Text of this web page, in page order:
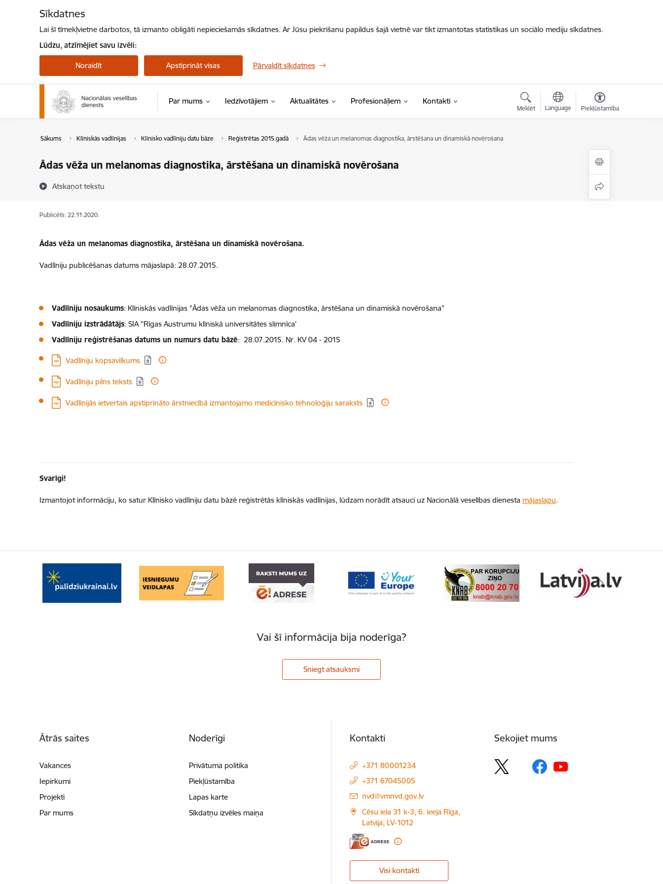
Sīkdatnes
Lai šī tīmekļvietne darbotos, tā izmanto obligāti nepieciešamās sīkdatnes. Ar Jūsu piekrišanu papildus šajā vietnē var tikt izmantotas statistikas un sociālo mediju sīkdatnes.
Lūdzu, atzīmējiet savu izvēli:
Noraidīt Apstiprināt visas Pārvaldīt sīkdatnes
Par mums Iedzīvotājiem Aktualitātes Profesionāļiem Kontakti
Meklēt Language Piekļūstamība
Sākums Klīniskās vadlīnijas Klīnisko vadlīniju datu bāze Reģistrētas 2015.gadā Ādas vēža un melanomas diagnostika, ārstēšana un dinamiskā novērošana
Ādas vēža un melanomas diagnostika, ārstēšana un dinamiskā novērošana
Atskaņot tekstu
Publicēts: 22.11.2020.
Ādas vēža un melanomas diagnostika, ārstēšana un dinamiskā novērošana.
Vadlīniju publicēšanas datums mājaslapā: 28.07.2015.
Vadlīniju nosaukums: Klīniskās vadlīnijas "Ādas vēža un melanomas diagnostika, ārstēšana un dinamiskā novērošana"
Vadlīniju izstrādātājs: SIA "Rīgas Austrumu klīniskā universitātes slimnīca'
Vadlīniju reģistrēšanas datums un numurs datu bāzē: 28.07.2015. Nr. KV 04 - 2015
Lejupielādēt:
Vadlīniju kopsavilkums
Lejupielādēt:
Vadlīniju pilns teksts
Lejupielādēt:
Vadlīnijās ietvertais apstiprināto ārstniecībā izmantojamo medicīnisko tehnoloģiju saraksts
Svarīgi!
Izmantojot informāciju, ko satur Klīnisko vadlīniju datu bāzē reģistrētās klīniskās vadlīnijas, lūdzam norādīt atsauci uz Nacionālā veselības dienesta mājaslapu.
Vai šī informācija bija noderīga?
Sniegt atsauksmi
Ātrās saites
Vakances
Iepirkumi
Projekti
Par mums
Noderīgi
Privātuma politika
Piekļūstamība
Lapas karte
Sīkdatņu izvēles maiņa
Kontakti
+371 80001234
+371 67045005
E-pasts:
nvd@vmnvd.gov.lv
Cēsu iela 31 k-3, 6. ieeja Rīga,
Latvija, LV-1012
Visi kontakti
Sekojiet mums